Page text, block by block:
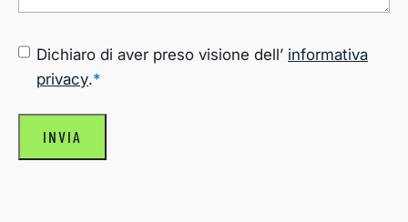
CONSENSO*
Dichiaro di aver preso visione dell’ informativa
privacy.*
INVIA